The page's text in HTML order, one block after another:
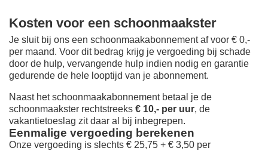
Kosten voor een schoonmaakster
Je sluit bij ons een schoonmaakabonnement af voor € 0,-
per maand. Voor dit bedrag krijg je vergoeding bij schade
door de hulp, vervangende hulp indien nodig en garantie
gedurende de hele looptijd van je abonnement.
Naast het schoonmaakabonnement betaal je de
schoonmaakster rechtstreeks € 10,- per uur, de
vakantietoeslag zit daar al bij inbegrepen.
Eenmalige vergoeding berekenen
Onze vergoeding is slechts € 25,75 + € 3,50 per